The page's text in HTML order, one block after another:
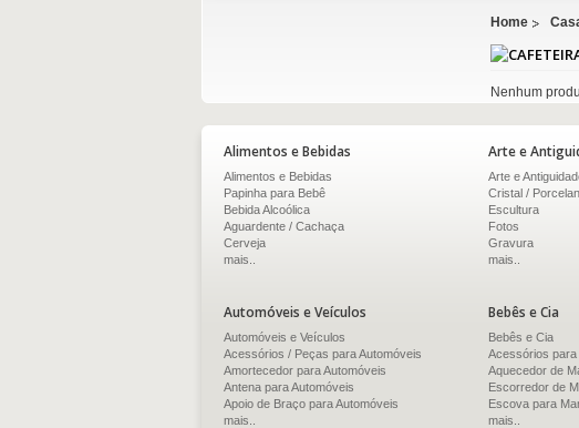
Home
Nenhum
Alimentos e Bebidas
Alimentos e Bebidas
Papinha para Bebê
Bebida Alcoólica
Aguardente / Cachaça
Cerveja
mais..
Arte e
Arte e
Cristal /
Escultura
Fotos
Gravura
mais..
Automóveis e Veículos
Automóveis e Veículos
Acessórios / Peças para Automóveis
Amortecedor para Automóveis
Antena para Automóveis
Apoio de Braço para Automóveis
mais..
Bebês e Cia
Bebês e Cia
Acessórios para
Aquecedor de
Escorredor de
Escova para
mais..